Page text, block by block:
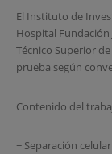
El Instituto de
Hospital Fundación
Técnico Superior
prueba según
Contenido del
− Separación